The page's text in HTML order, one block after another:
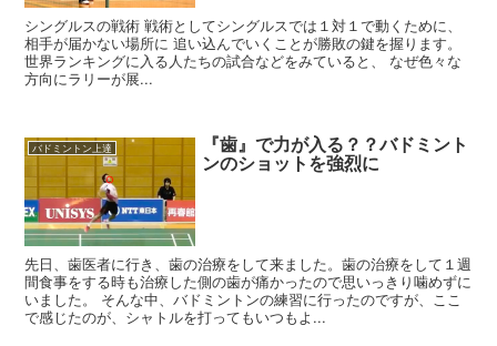
シングルスの戦術 戦術としてシングルスでは１対１で動くために、
相手が届かない場所に 追い込んでいくことが勝敗の鍵を握ります。
世界ランキングに入る人たちの試合などをみていると、 なぜ色々な
方向にラリーが展...
バドミントン上達 『歯』で力が入る？？バドミント
ンのショットを強烈に
先日、歯医者に行き、歯の治療をして来ました。歯の治療をして１週
間食事をする時も治療した側の歯が痛かったので思いっきり噛めずに
いました。 そんな中、バドミントンの練習に行ったのですが、ここ
で感じたのが、シャトルを打ってもいつもよ...